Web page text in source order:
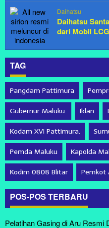
Daihatsu
Daihatsu
dari Mobil
TAG
Pangdam Pattimura
Gubernur Maluku. Iklan
Kodam XVI Pattimura.
Pemda Maluku Kapolda
Kodim 0808 Blitar Pemkot
POS-POS TERBARU
Pelatihan Gasing di Aru Resmi